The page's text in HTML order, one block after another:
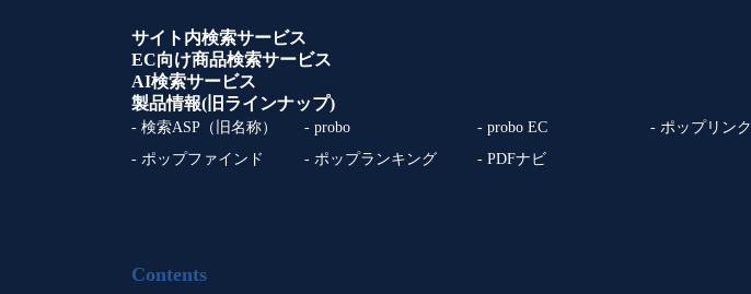
サイト内検索サービス
EC向け商品検索サービス
AI検索サービス
製品情報(旧ラインナップ)
- 検索ASP（旧名称） - probo - probo EC
- ポップリンク
- ポップファインド
- ポップランキング - PDFナビ
Contents